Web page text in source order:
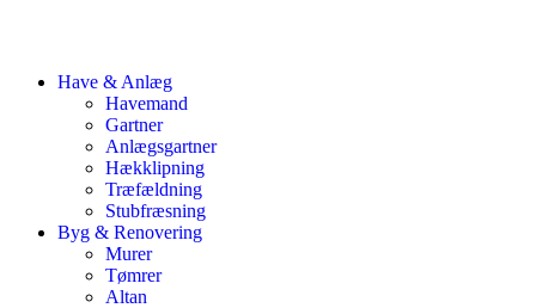
Have & Anlæg
Havemand
Gartner
Anlægsgartner
Hækklipning
Træfældning
Stubfræsning
Byg & Renovering
Murer
Tømrer
Altan